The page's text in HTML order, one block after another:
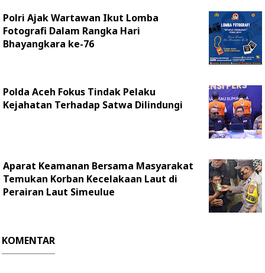
Polri Ajak Wartawan Ikut Lomba
Fotografi Dalam Rangka Hari
Bhayangkara ke-76
Polda Aceh Fokus Tindak Pelaku
Kejahatan Terhadap Satwa Dilindungi
Aparat Keamanan Bersama Masyarakat
Temukan Korban Kecelakaan Laut di
Perairan Laut Simeulue
KOMENTAR